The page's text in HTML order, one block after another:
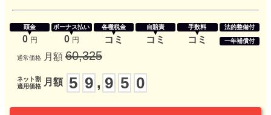
頭金
0 円
ボーナス払い
0 円
各種税金
コミ
自賠責
コミ
手数料
コミ
法的整備付
一年補償付
通常価格 月額 60,325
ネット割
適用価格
月額 5 9 , 9 5 0